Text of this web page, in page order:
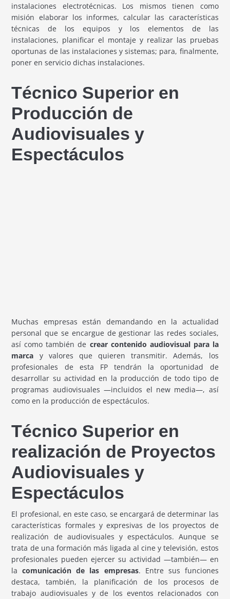
instalaciones electrotécnicas. Los mismos tienen como
misión elaborar los informes, calcular las características
técnicas de los equipos y los elementos de las
instalaciones, planificar el montaje y realizar las pruebas
oportunas de las instalaciones y sistemas; para, finalmente,
poner en servicio dichas instalaciones.
Técnico Superior en
Producción de
Audiovisuales y
Espectáculos
Muchas empresas están demandando en la actualidad
personal que se encargue de gestionar las redes sociales,
así como también de crear contenido audiovisual para la
marca y valores que quieren transmitir. Además, los
profesionales de esta FP tendrán la oportunidad de
desarrollar su actividad en la producción de todo tipo de
programas audiovisuales —incluidos el new media—, así
como en la producción de espectáculos.
Técnico Superior en
realización de Proyectos
Audiovisuales y
Espectáculos
El profesional, en este caso, se encargará de determinar las
características formales y expresivas de los proyectos de
realización de audiovisuales y espectáculos. Aunque se
trata de una formación más ligada al cine y televisión, estos
profesionales pueden ejercer su actividad —también— en
lacomunicación de las empresas. Entre sus funciones
destaca, también, la planificación de los procesos de
trabajo audiovisuales y de los eventos relacionados con